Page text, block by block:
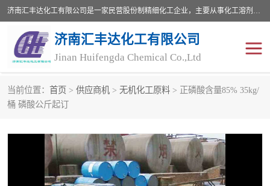
济南汇丰达化工有限公司是一家民营股份制精细化工企业，主要从事化工溶剂、药用辅料、合成中间体等深加工产品的研制开发、生产、销售和进出口贸易。主营产品：环氧丙烷，十二烷基苯，甲基磺酸，磺酸，DMF，DMAC，甘油，苯甲醇，乙酰氯，甲基丙烯酸，甲基丙烯酸甲酯，叔丁醇，异辛酸，二乙烯三胺，一乙，二乙‎，三乙醇胺，原乙酸三甲酯等化工产品及中间体。欢迎各界朋友洽谈咨询业务。
济南汇丰达化工有限公司
Jinan Huifengda Chemical Co.,Ltd
当前位置： 首页 > 供应商机 > 无机化工原料 > 正磷酸含量85% 35kg/
桶 磷酸公斤起订
胺类
醇类 醚类
酚类